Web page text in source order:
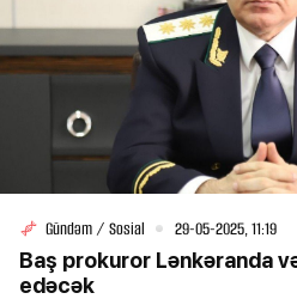
Gündəm / Sosial 29-05-2025, 11:19
Baş prokuror Lənkəranda
edəcək